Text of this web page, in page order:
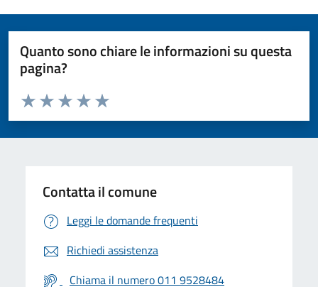
Quanto sono chiare le informazioni su questa
pagina?
Valuta da 1 a 5 stelle la pagina
Valuta 5 stelle su 5
Valuta 4 stelle su 5
Valuta 3 stelle su 5
Valuta 2 stelle su 5
Valuta 1 stelle su 5
Contatta il comune
Leggi le domande frequenti
Richiedi assistenza
Chiama il numero 011 9528484